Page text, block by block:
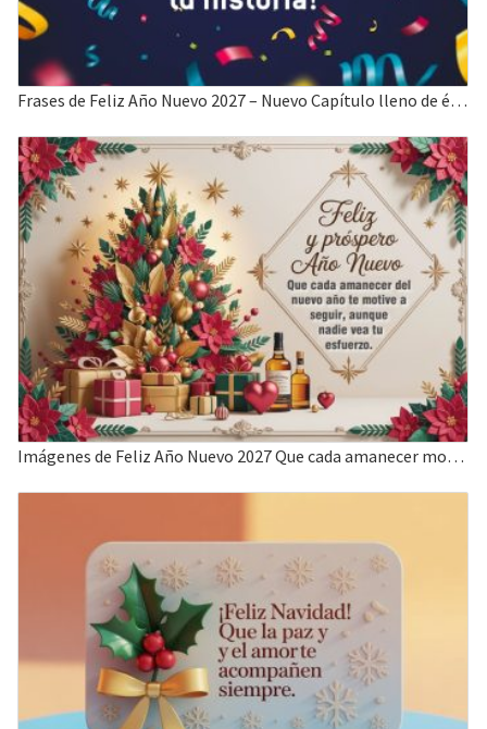
Frases de Feliz Año Nuevo 2027 – Nuevo Capítulo lleno de éxitos
Imágenes de Feliz Año Nuevo 2027 Que cada amanecer motive a seguir